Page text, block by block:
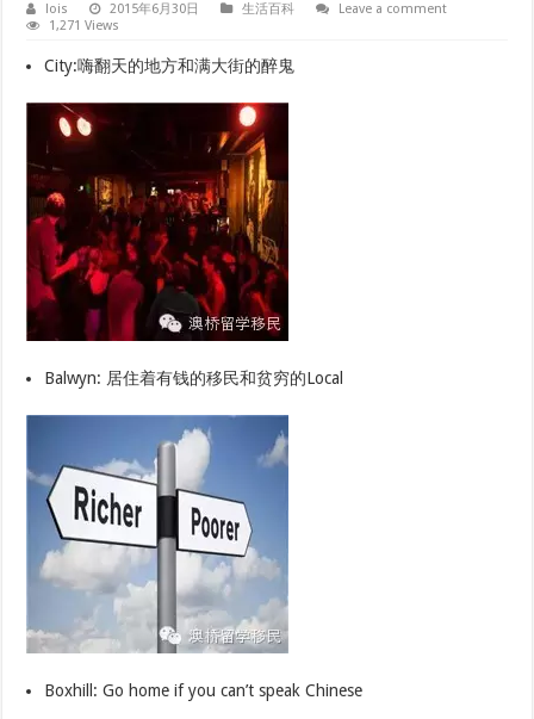
lois 2015年6月30日 生活百科
Leave a comment
1,271 Views
City:嗨翻天的地方和满大街的醉鬼
Balwyn: 居住着有钱的移民和贫穷的Local
Boxhill: Go home if you can’t speak Chinese